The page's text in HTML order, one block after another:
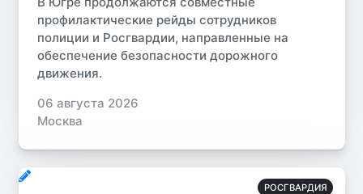
профилактические рейды сотрудников
полиции и Росгвардии, направленные на
обеспечение безопасности дорожного
движения.
06 августа 2026
Москва
РОСГВАРДИЯ